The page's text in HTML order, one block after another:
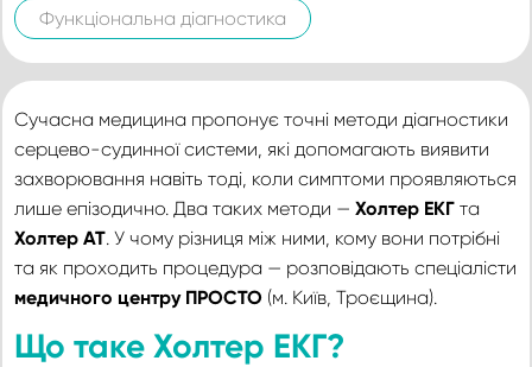
Функціональна діагностика
Сучасна медицина пропонує точні методи діагностики
серцево-судинної системи, які допомагають виявити
захворювання навіть тоді, коли симптоми проявляються
лише епізодично. Два таких методи — Холтер ЕКГ та
Холтер АТ. У чому різниця між ними, кому вони потрібні
та як проходить процедура — розповідають спеціалісти
медичного центру ПРОСТО (м. Київ, Троєщина).
Що таке Холтер ЕКГ?